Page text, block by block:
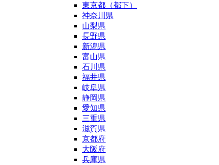
東京都（都下）
神奈川県
山梨県
長野県
新潟県
富山県
石川県
福井県
岐阜県
静岡県
愛知県
三重県
滋賀県
京都府
大阪府
兵庫県